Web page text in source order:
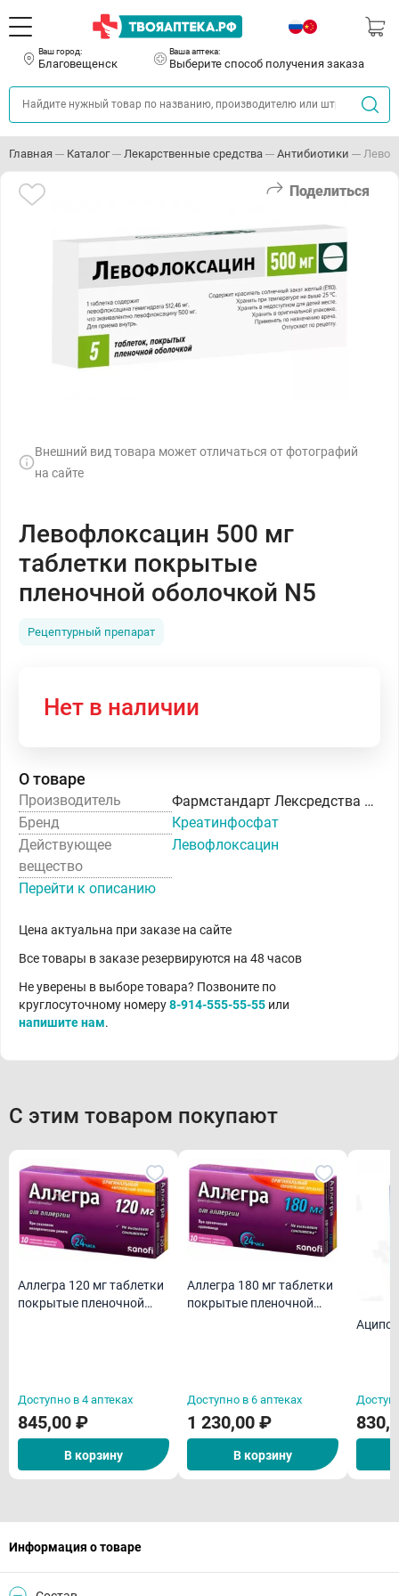
Ваш город:
Благовещенск
Ваша аптека:
Выберите способ получения заказа
Главная Каталог Лекарственные средства Антибиотики
Поделиться
Внешний вид товара может отличаться от фотографий
на сайте
Левофлоксацин 500 мг
таблетки покрытые
пленочной оболочкой N5
Рецептурный препарат
Нет в наличии
О товаре
Производитель
Фармстандарт Лексредства ОАО
Бренд
Креатинфосфат
Действующее
вещество
Левофлоксацин
Перейти к описанию
Цена актуальна при заказе на сайте
Все товары в заказе резервируются на 48 часов
Не уверены в выборе товара? Позвоните по
круглосуточному номеру8-914-555-55-55 или
напишите нам.
С этим товаром покупают
Аллегра 120 мг таблетки
покрытые пленочной
Доступно в 4 аптеках
845,00 ₽
В корзину
Аллегра 180 мг таблетки
покрытые пленочной
Доступно в 6 аптеках
1 230,00 ₽
В корзину
Информация о товаре